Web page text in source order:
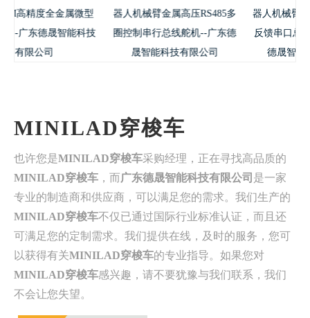
属微型
能科技
器人机械臂金属高压RS485多
圈控制串行总线舵机--广东德
晟智能科技有限公司
器人机械臂关节电子防烧数
反馈串口总线数字舵机--广
德晟智能科技有限公司
MINILAD穿梭车
也许您是MINILAD穿梭车采购经理，正在寻找高品质的
MINILAD穿梭车 ，而广东德晟智能科技有限公司 是一家
专业的制造商和供应商，可以满足您的需求。我们生产的
MINILAD穿梭车不仅已通过国际行业标准认证，而且还
可满足您的定制需求。我们提供在线，及时的服务，您可
以获得有关MINILAD穿梭车的专业指导。如果您对
MINILAD穿梭车感兴趣，请不要犹豫与我们联系，我们
不会让您失望。